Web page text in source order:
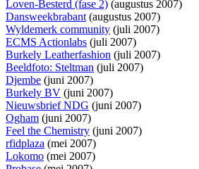
Loven-Besterd (fase 2) (augustus 2007)
Dansweekbrabant (augustus 2007)
Wyldemerk community (juli 2007)
ECMS Actionlabs (juli 2007)
Burkely Leatherfashion (juli 2007)
Beeldfoto: Steltman (juli 2007)
Djembe (juni 2007)
Burkely BV (juni 2007)
Nieuwsbrief NDG (juni 2007)
Ogham (juni 2007)
Feel the Chemistry (juni 2007)
rfidplaza (mei 2007)
Lokomo (mei 2007)